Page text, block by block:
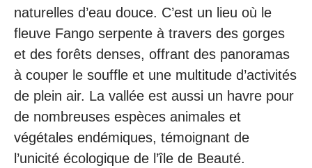
naturelles d’eau douce. C’est un lieu où le
fleuve Fango serpente à travers des gorges
et des forêts denses, offrant des panoramas
à couper le souffle et une multitude d’activités
de plein air. La vallée est aussi un havre pour
de nombreuses espèces animales et
végétales endémiques, témoignant de
l’unicité écologique de l’île de Beauté.